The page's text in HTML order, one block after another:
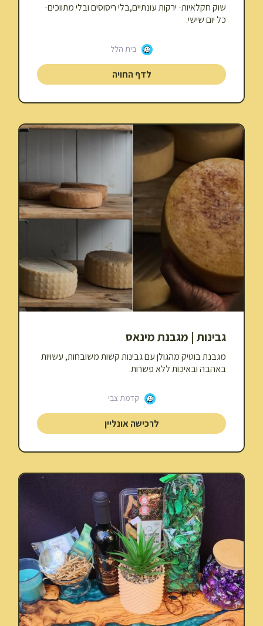
שוק חקלאיות- ירקות עונתיים,בלי ריסוסים ובלי מתווכים-
כל יום שישי.
בית הלל
לדף החויה
גבינות | מגבנת מינאס
מגבנת בוטיק מהגולן עם גבינות קשות משובחות, עשויות
באהבה ובאיכות ללא פשרות.
קדמת צבי
לרכישה אונליין